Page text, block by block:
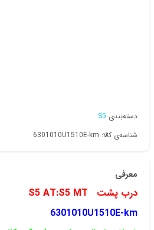
دسته‌بندی S5
شناسه‌ی کالا: 6301010U1510E-km
معرفی
درب پشت S5 AT:S5 MT
6301010U1510E-km